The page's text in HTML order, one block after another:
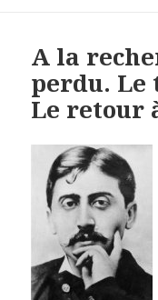
A la
perdu. Le
Le retour